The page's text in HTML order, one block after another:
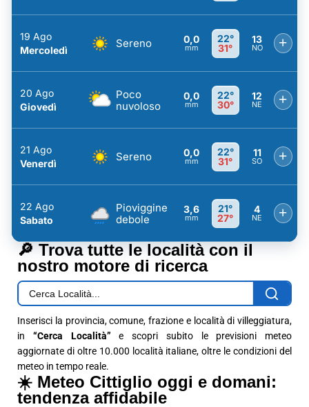
19 Ago
Mercoledì
Sereno 0,0
mm
22°
31°
13
NO +
20 Ago
Giovedì
Poco
nuvoloso
0,0
mm
22°
30°
12
NE +
21 Ago
Venerdì
Sereno 0,0
mm
22°
31°
11
SO +
22 Ago
Sabato
Pioviggine
debole
3,6
mm
21°
27°
4
NE +
🔎 Trova tutte le località con il
nostro motore di ricerca
Inserisci la provincia, comune, frazione e località di villeggiatura,
in “Cerca Località” e scopri subito le previsioni meteo
aggiornate di oltre 10.000 località italiane, oltre le condizioni del
meteo in tempo reale.
☀️ Meteo Cittiglio oggi e domani:
tendenza affidabile